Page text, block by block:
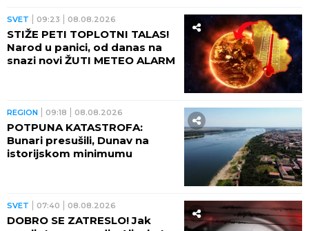
SVET 09:23 08.08.2026
STIŽE PETI TOPLOTNI TALAS!
Narod u panici, od danas na
snazi novi ŽUTI METEO ALARM
REGION 09:18 08.08.2026
POTPUNA KATASTROFA:
Bunari presušili, Dunav na
istorijskom minimumu
SVET 07:40 08.08.2026
DOBRO SE ZATRESLO! Jak